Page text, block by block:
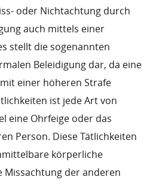
oder Nichtachtung durch
auch mittels einer
stellt die sogenannten
Beleidigung dar, da eine
einer höheren Strafe
ist jede Art von
eine Ohrfeige oder das
Person. Diese Tätlichkeiten
körperliche
Missachtung der anderen